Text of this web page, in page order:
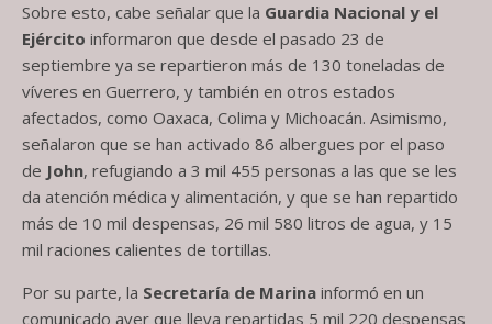
Sobre esto, cabe señalar que la Guardia Nacional y el
Ejército informaron que desde el pasado 23 de
septiembre ya se repartieron más de 130 toneladas de
víveres en Guerrero, y también en otros estados
afectados, como Oaxaca, Colima y Michoacán. Asimismo,
señalaron que se han activado 86 albergues por el paso
de John, refugiando a 3 mil 455 personas a las que se les
da atención médica y alimentación, y que se han repartido
más de 10 mil despensas, 26 mil 580 litros de agua, y 15
mil raciones calientes de tortillas.
Por su parte, la Secretaría de Marina informó en un
comunicado ayer que lleva repartidas 5 mil 220 despensas